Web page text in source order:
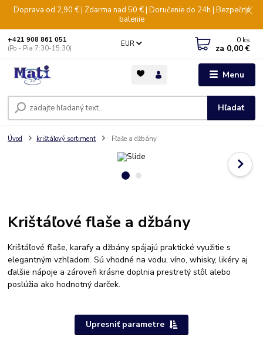
Doprava od 2,90 € | Zdarma nad 50 € | Doručenie do 24h | Bezpečné
balenie
Menu
EUR
Hľadať
+421 908 861 051
(Po - Pia 7:30-15:30)
0 ks
za 0,00 €
Úvod krištáľový sortiment Fľaše a džbány
Krištáľové flaše a džbány
Krištáľové fľaše, karafy a džbány spájajú praktické využitie s
elegantným vzhľadom. Sú vhodné na vodu, víno, whisky, likéry aj
ďalšie nápoje a zároveň krásne doplnia prestretý stôl alebo
poslúžia ako hodnotný darček.
Upresniť parametre